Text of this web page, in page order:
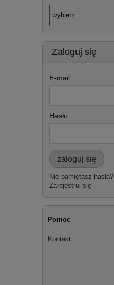
Zaloguj się
E-mail:
Hasło:
zaloguj się
Nie pamiętasz hasła?
Zarejestruj się
Pomoc
Kontakt